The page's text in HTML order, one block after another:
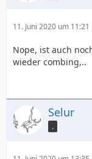
11. Juni 2020 um 11:21
Nope, ist auch
wieder combing,..
Selur
.